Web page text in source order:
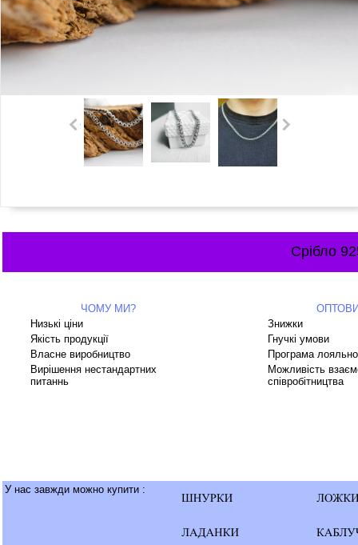
Срібло
ЧОМУ МИ?
Низькі ціни
Знижки
Якість продукції
Гнучкі умови
Власне виробництво
Програма
Вирішення нестандартних
питаннь
Можливість
співробітництва
У нас завжди можно купити :